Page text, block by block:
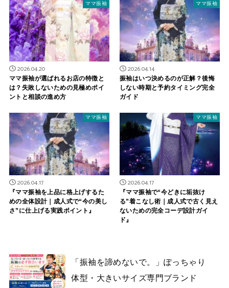
ママ振袖
2026.04.20
ママ振袖が選ばれるお店の特徴と
は？失敗しないための見極めポイ
ントと相談の進め方
ママ振袖
2026.04.14
振袖はいつ決めるのが正解？後悔
しない時期と予約タイミング完全
ガイド
ママ振袖
2026.04.17
『ママ振袖を上品に格上げするた
めの全体設計｜成人式で“今の美し
さ”に仕上げる実践ポイント』
ママ振袖
2026.04.17
『ママ振袖で“今どきに垢抜け
る”着こなし術｜成人式で古く見え
ないための完全コーデ設計ガイ
ド』
「振袖を諦めないで。」ぽっちゃり
体型・大きいサイズ専門ブランド